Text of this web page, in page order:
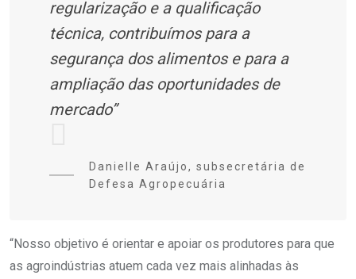
regularização e a qualificação
técnica, contribuímos para a
segurança dos alimentos e para a
ampliação das oportunidades de
mercado”
Danielle Araújo, subsecretária de
Defesa Agropecuária
“Nosso objetivo é orientar e apoiar os produtores para que
as agroindústrias atuem cada vez mais alinhadas às